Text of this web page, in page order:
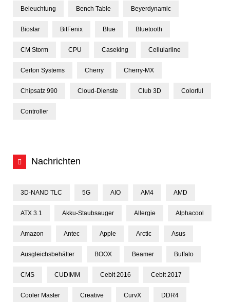
Beleuchtung Bench Table Beyerdynamic
Biostar BitFenix Blue Bluetooth
CM Storm CPU Caseking Cellularline
Certon Systems Cherry Cherry-MX
Chipsatz 990 Cloud-Dienste Club 3D Colorful
Controller
Nachrichten
3D-NAND TLC 5G AIO AM4 AMD
ATX 3.1 Akku-Staubsauger Allergie Alphacool
Amazon Antec Apple Arctic Asus
Ausgleichsbehälter BOOX Beamer Buffalo
CMS CUDIMM Cebit 2016 Cebit 2017
Cooler Master Creative CurvX DDR4